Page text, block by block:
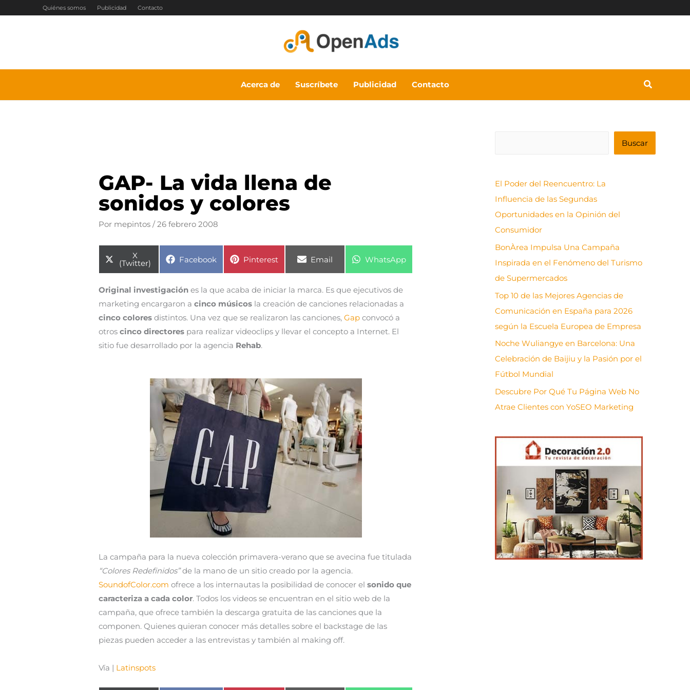
Quiénes somos Publicidad Contacto
Acerca de Suscríbete Publicidad Contacto
GAP- La vida llena de
sonidos y colores
Por mepintos/26 febrero 2008
Compartir
en
X
(Twitter) Compartir
Facebook Compartir
Pinterest Compartir
Email Compartir
WhatsApp
Original investigación es la que acaba de iniciar la marca. Es que ejecutivos de
marketing encargaron acinco músicos la creación de canciones relacionadas a
cinco coloresdistintos. Una vez que se realizaron las canciones,Gapconvocó a
otros cinco directores para realizar videoclips y llevar el concepto a Internet. El
sitio fue desarrollado por la agencia Rehab.
La campaña para la nueva colección primavera-verano que se avecina fue titulada
“Colores Redefinidos”de la mano de un sitio creado por la agencia.
SoundofColor.com ofrece a los internautas la posibilidad de conocer el sonido que
caracteriza a cada color. Todos los videos se encuentran en el sitio web de la
campaña, que ofrece también la descarga gratuita de las canciones que la
componen. Quienes quieran conocer más detalles sobre el backstage de las
piezas pueden acceder a las entrevistas y también al making off.
Vía | Latinspots
c
a
r
Buscar
El Poder del Reencuentro: La
Influencia de las Segundas
Oportunidades en la Opinión del
Consumidor
BonÀrea Impulsa Una Campaña
Inspirada en el Fenómeno del Turismo
de Supermercados
Top 10 de las Mejores Agencias de
Comunicación en España para 2026
según la Escuela Europea de Empresa
Noche Wuliangye en Barcelona: Una
Celebración de Baijiu y la Pasión por el
Fútbol Mundial
Descubre Por Qué Tu Página Web No
Atrae Clientes con YoSEO Marketing